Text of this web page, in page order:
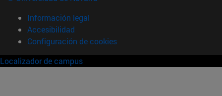
Información legal
Accesibilidad
Configuración de cookies
Localizador de campus